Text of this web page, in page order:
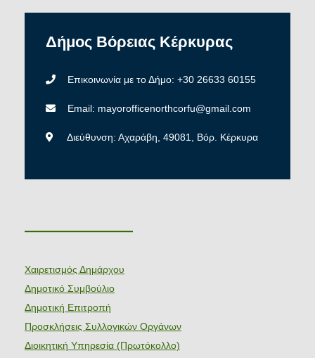
Δήμος Βόρειας Κέρκυρας
Επικοινωνία με το Δήμο: +30 26633 60155
Email: mayorofficenorthcorfu@gmail.com
Διεύθυνση: Αχαράβη, 49081, Βόρ. Κέρκυρα
———————
Χαιρετισμός Δημάρχου
Δημοτικό Συμβούλιο
Δημοτική Επιτροπή
Προσκλήσεις Συλλογικών Οργάνων
Διοικητική Υπηρεσία (Πρωτόκολλο)